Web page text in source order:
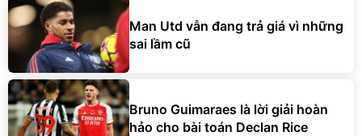
Man Utd vẫn đang trả giá vì những
sai lầm cũ
Bruno Guimaraes là lời giải hoàn
hảo cho bài toán Declan Rice